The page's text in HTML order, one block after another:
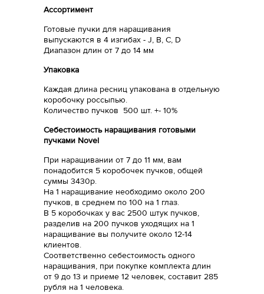
Ассортимент
Готовые пучки для наращивания
выпускаются в 4 изгибах - J, B, C, D
Диапазон длин от 7 до 14 мм
Упаковка
Каждая длина ресниц упакована в отдельную
коробочку россыпью.
Количество пучков 500 шт. +- 10%
Себестоимость наращивания готовыми
пучками Novel
При наращивании от 7 до 11 мм, вам
понадобится 5 коробочек пучков, общей
суммы 3430р.
На 1 наращивание необходимо около 200
пучков, в среднем по 100 на 1 глаз.
В 5 коробочках у вас 2500 штук пучков,
разделив на 200 пучков уходящих на 1
наращивание вы получите около 12-14
клиентов.
Соответственно себестоимость одного
наращивания, при покупке комплекта длин
от 9 до 13 и приеме 12 человек, составит 285
рубля на 1 человека.